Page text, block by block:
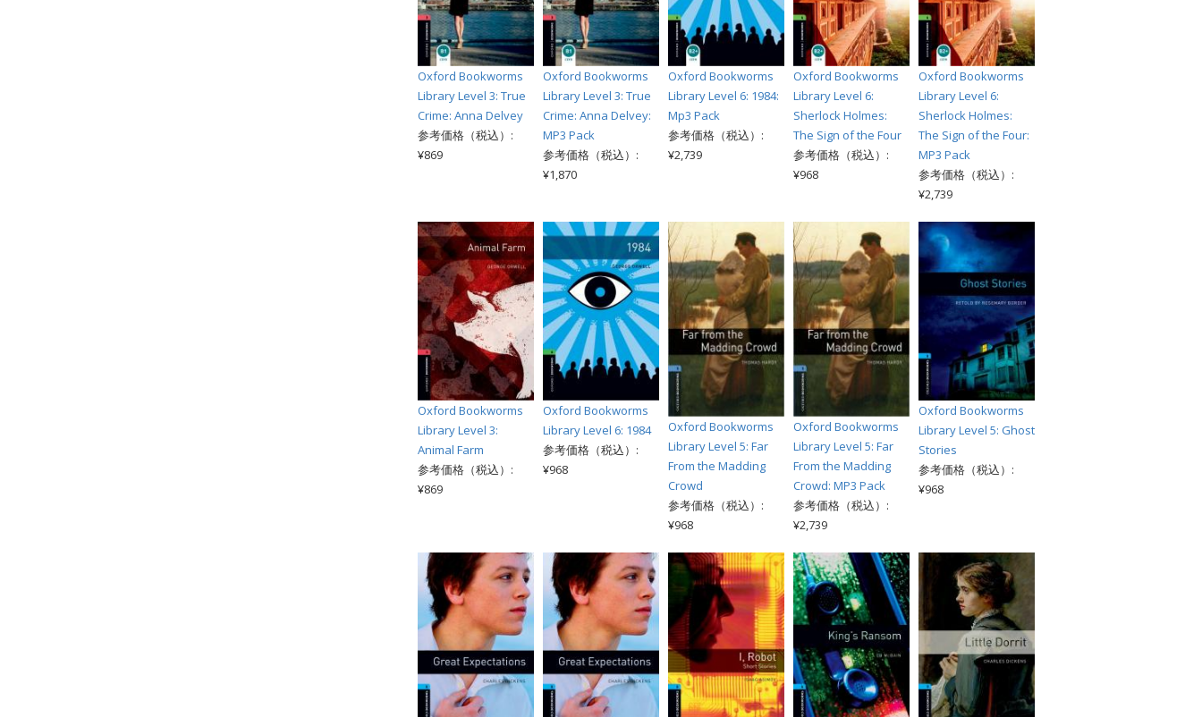
Oxford Bookworms
Library Level 3: True
Crime: Anna Delvey
参考価格（税込）:
¥869
Oxford Bookworms
Library Level 3: True
Crime: Anna Delvey:
MP3 Pack
参考価格（税込）:
¥1,870
Oxford Bookworms
Library Level 6: 1984:
Mp3 Pack
参考価格（税込）:
¥2,739
Oxford Bookworms
Library Level 6:
Sherlock Holmes:
The Sign of the Four
参考価格（税込）:
¥968
Oxford Bookworms
Library Level 6:
Sherlock Holmes:
The Sign of the Four:
MP3 Pack
参考価格（税込）:
¥2,739
Oxford Bookworms
Library Level 3:
Animal Farm
参考価格（税込）:
¥869
Oxford Bookworms
Library Level 6: 1984
参考価格（税込）:
¥968
Oxford Bookworms
Library Level 5: Far
From the Madding
Crowd
参考価格（税込）:
¥968
Oxford Bookworms
Library Level 5: Far
From the Madding
Crowd: MP3 Pack
参考価格（税込）:
¥2,739
Oxford Bookworms
Library Level 5: Ghost
Stories
参考価格（税込）:
¥968